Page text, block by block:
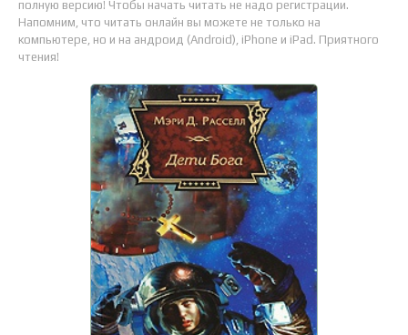
полную версию! Чтобы начать читать не надо регистрации.
Напомним, что читать онлайн вы можете не только на
компьютере, но и на андроид (Android), iPhone и iPad. Приятного
чтения!